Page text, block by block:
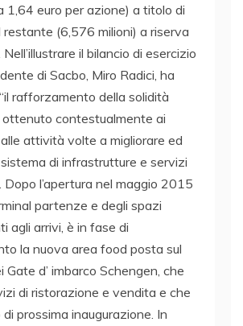
1,64 euro per azione) a titolo di
restante (6,576 milioni) a riserva
il bilancio di esercizio
di Sacbo, Miro Radici, ha
rafforzamento della solidità
ottenuto contestualmente ai
attività volte a migliorare ed
di infrastrutture e servizi
Dopo l’apertura nel maggio 2015
partenze e degli spazi
agli arrivi, è in fase di
la nuova area food posta sul
d’ imbarco Schengen, che
di ristorazione e vendita e che
prossima inaugurazione. In